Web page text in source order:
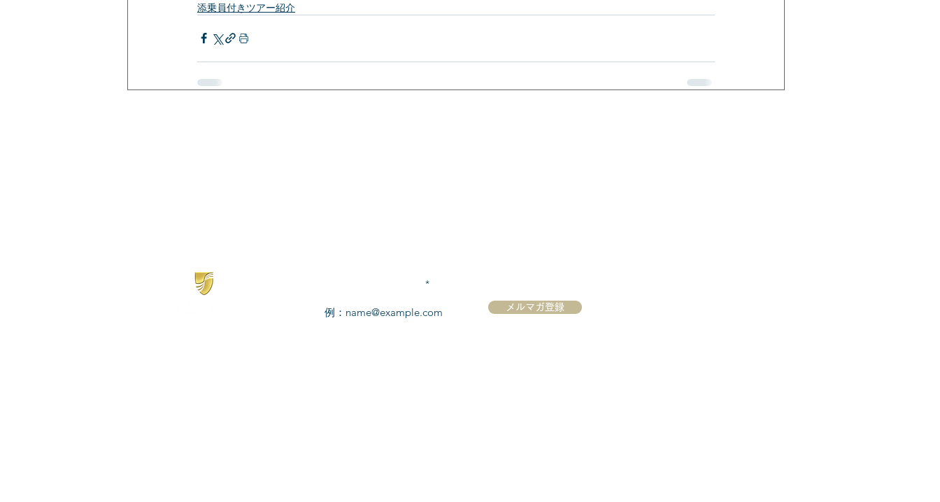
添乗員付きツアー紹介
メルマガ登録